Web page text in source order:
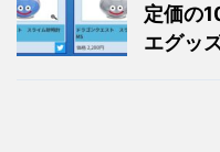
定価の
エグッ